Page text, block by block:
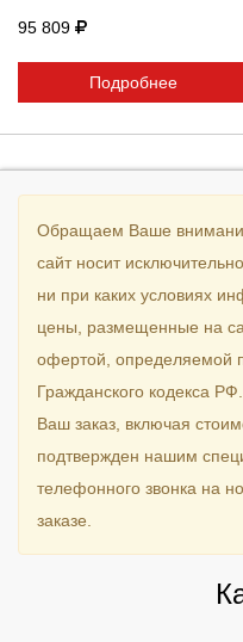
95 809
Подробнее
Обращаем Ваше
сайт носит
ни при каких условиях
цены, размещенные на
офертой, определяемой
Гражданского кодекса РФ.
Ваш заказ, включая
подтвержден нашим
телефонного звонка на
заказе.